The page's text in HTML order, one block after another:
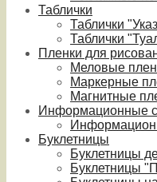
Таблички
Таблички
Таблички
Пленки для
Меловые
Маркерные
Магнитные
Информационные
Буклетницы
Буклетницы
Буклетницы